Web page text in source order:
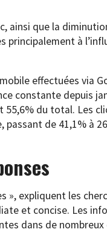
ainsi que la
principalement à
effectuées via
constante depuis
55,6% du total. Les
de 41,1% à
», expliquent les
et concise. Les
dans de nombreux